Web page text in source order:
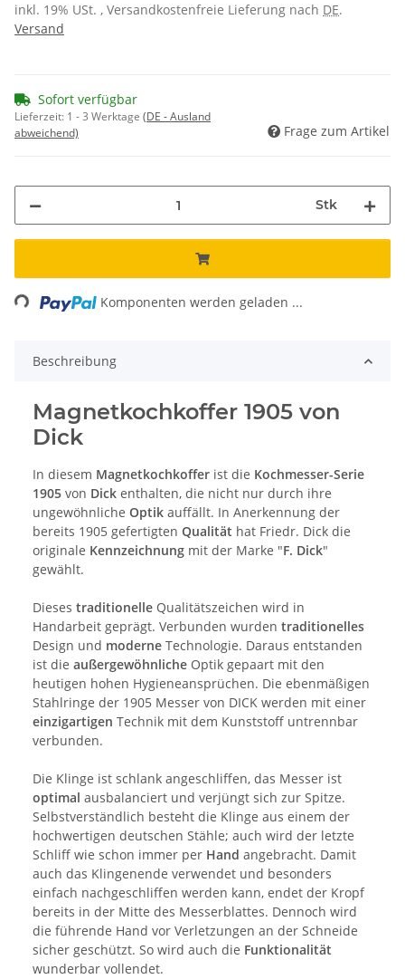
inkl. 19% USt. , Versandkostenfreie Lieferung nach DE.
Versand
Sofort verfügbar
Lieferzeit: 1 - 3 Werktage (DE - Ausland
abweichend)
Frage zum Artikel
Stk
Komponenten werden geladen ...
Beschreibung
Magnetkochkoffer 1905 von
Dick
In diesem Magnetkochkoffer ist die Kochmesser-Serie
1905 von Dick enthalten, die nicht nur durch ihre
ungewöhnliche Optik auffällt. In Anerkennung der
bereits 1905 gefertigten Qualität hat Friedr. Dick die
originale Kennzeichnung mit der Marke "F. Dick"
gewählt.
Dieses traditionelle Qualitätszeichen wird in
Handarbeit geprägt. Verbunden wurden traditionelles
Design und moderne Technologie. Daraus entstanden
ist die außergewöhnliche Optik gepaart mit den
heutigen hohen Hygieneansprüchen. Die ebenmäßigen
Stahlringe der 1905 Messer von DICK werden mit einer
einzigartigen Technik mit dem Kunststoff untrennbar
verbunden.
Die Klinge ist schlank angeschliffen, das Messer ist
optimal ausbalanciert und verjüngt sich zur Spitze.
Selbstverständlich besteht die Klinge aus einem der
hochwertigen deutschen Stähle; auch wird der letzte
Schliff wie schon immer per Hand angebracht. Damit
auch das Klingenende verwendet und besonders
einfach nachgeschliffen werden kann, endet der Kropf
bereits in der Mitte des Messerblattes. Dennoch wird
die führende Hand vor Verletzungen an der Schneide
sicher geschützt. So wird auch die Funktionalität
wunderbar vollendet.